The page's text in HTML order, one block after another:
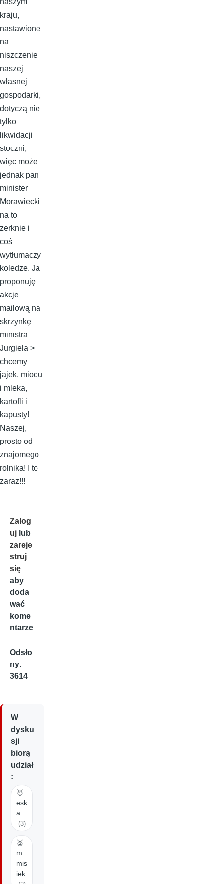
naszym
kraju,
nastawione
na
niszczenie
naszej
własnej
gospodarki,
dotyczą nie
tylko
likwidacji
stoczni,
więc może
jednak pan
minister
Morawiecki
na to
zerknie i
coś
wytłumaczy
koledze. Ja
proponuję
akcje
mailową na
skrzynkę
ministra
Jurgiela >
chcemy
jajek, miodu
i mleka,
kartofli i
kapusty!
Naszej,
prosto od
znajomego
rolnika! I to
zaraz!!!
Zalog
uj lub
zareje
struj
się
aby
doda
wać
kome
ntarze
Odsło
ny:
3614
W
dysku
sji
biorą
udział
:
🥇
esk
a
(3)
🥈
m
mis
iek